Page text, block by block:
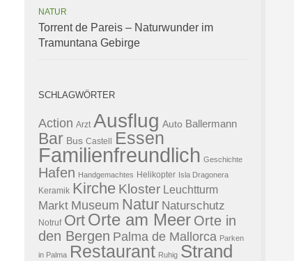
NATUR
Torrent de Pareis – Naturwunder im
Tramuntana Gebirge
SCHLAGWÖRTER
Action Arzt Ausflug Auto Ballermann
Bar Bus Castell Essen
Familienfreundlich Geschichte
Hafen Handgemachtes Helikopter Isla Dragonera
Keramik Kirche Kloster Leuchtturm
Markt Museum Natur Naturschutz
Notruf Ort Orte am Meer Orte in
den Bergen Palma de Mallorca Parken
in Palma Restaurant Ruhig Strand